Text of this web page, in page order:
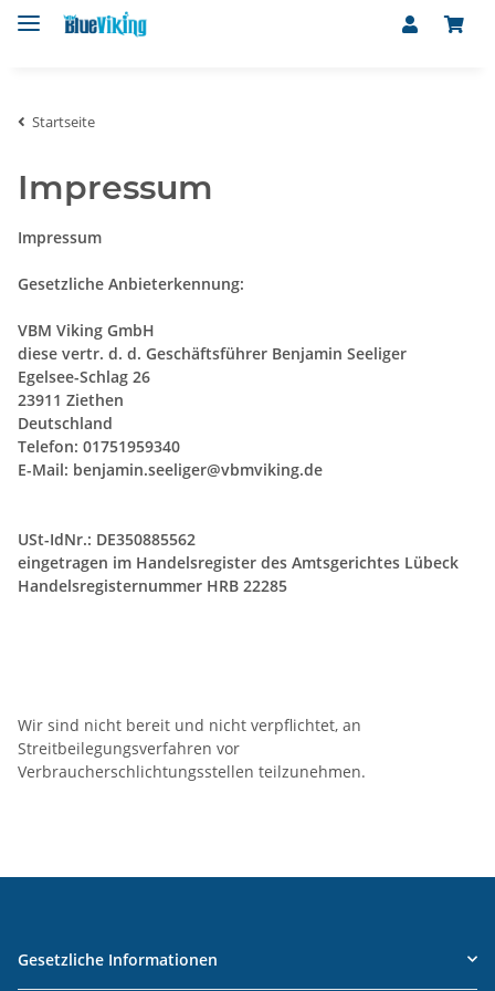
Startseite
Impressum
Impressum
Gesetzliche Anbieterkennung:
VBM Viking GmbH
diese vertr. d. d. Geschäftsführer Benjamin Seeliger
Egelsee-Schlag 26
23911 Ziethen
Deutschland
Telefon: 01751959340
E-Mail: benjamin.seeliger@vbmviking.de
USt-IdNr.: DE350885562
eingetragen im Handelsregister des Amtsgerichtes Lübeck
Handelsregisternummer HRB 22285
Wir sind nicht bereit und nicht verpflichtet, an
Streitbeilegungsverfahren vor
Verbraucherschlichtungsstellen teilzunehmen.
Gesetzliche Informationen